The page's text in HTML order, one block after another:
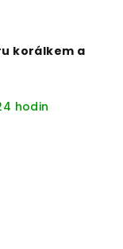
korálkem a
hodin